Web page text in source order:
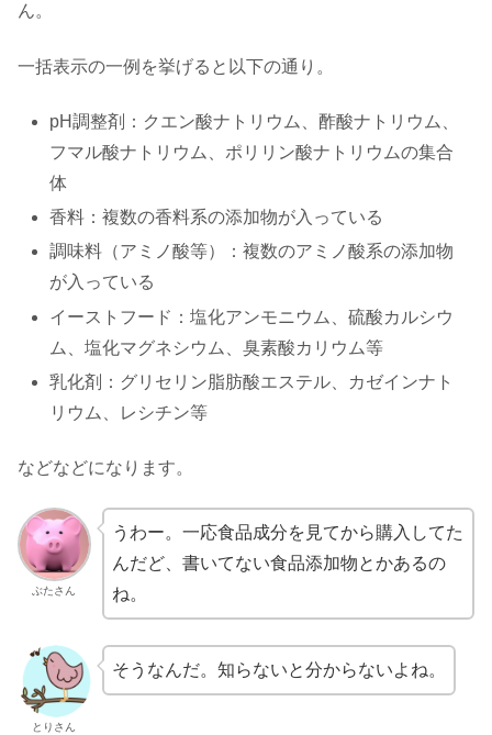
ん。
一括表示の一例を挙げると以下の通り。
pH調整剤：クエン酸ナトリウム、酢酸ナトリウム、
フマル酸ナトリウム、ポリリン酸ナトリウムの集合
体
香料：複数の香料系の添加物が入っている
調味料（アミノ酸等）：複数のアミノ酸系の添加物
が入っている
イーストフード：塩化アンモニウム、硫酸カルシウ
ム、塩化マグネシウム、臭素酸カリウム等
乳化剤：グリセリン脂肪酸エステル、カゼインナト
リウム、レシチン等
などなどになります。
ぶたさん
うわー。一応食品成分を見てから購入してた
んだど、書いてない食品添加物とかあるの
ね。
とりさん
そうなんだ。知らないと分からないよね。